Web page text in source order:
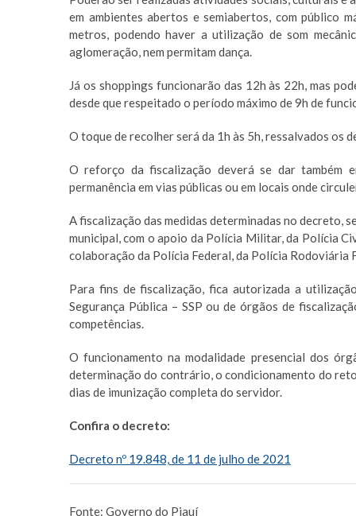
em ambientes abertos e semiabertos, com público
metros, podendo haver a utilização de som
aglomeração, nem permitam dança.
Já os shoppings funcionarão das 12h às 22h, mas
desde que respeitado o período máximo de 9h de
O toque de recolher será da 1h às 5h, ressalvados os
O reforço da fiscalização deverá se dar também
permanência em vias públicas ou em locais onde
A fiscalização das medidas determinadas no decreto,
municipal, com o apoio da Polícia Militar, da Polícia
colaboração da Polícia Federal, da Polícia
Para fins de fiscalização, fica autorizada a
Segurança Pública – SSP ou de órgãos de
competências.
O funcionamento na modalidade presencial dos
determinação do contrário, o condicionamento do
dias de imunização completa do servidor.
Confira o decreto:
Decreto nº 19.848, de 11 de julho de 2021
Fonte: Governo do Piauí